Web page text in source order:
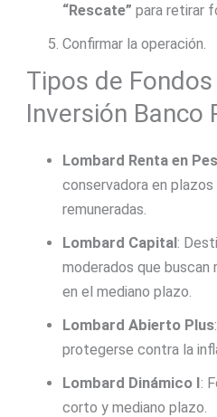
“Rescate” para retirar
Confirmar la operación.
Tipos de
Inversión Banco
Lombard Renta en
conservadora en
remuneradas.
Lombard Capital:
moderados que buscan
en el mediano plazo.
Lombard Abierto Plus
protegerse contra la
Lombard Dinámico I:
corto y mediano plazo.